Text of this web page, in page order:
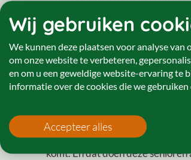
eenvoudige. We zijn liever lui
beschouwd en krijgen dat ook te
Sommige kinderen leveren
zodoende betere cijfers.”
ONDERZOEK
…laat zien dat je niet perse een
gevolgd, die samen vijf
verleden gymleraar is geweest
komt. En dat doen deze senioren
Wij gebruiken
We kunnen deze plaatsen voor analyse van
om onze website te verbeteren,
en om u een geweldige website-ervaring te
informatie over de cookies die we
Accepteer alles